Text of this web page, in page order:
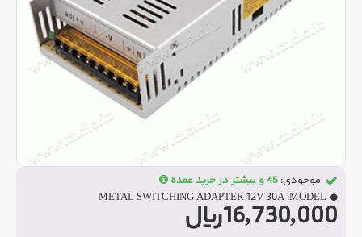
16,730,000ریال
موجودی: 45 و بیشتر در خرید عمده
MODEL:
METAL SWITCHING ADAPTER 12V 30A